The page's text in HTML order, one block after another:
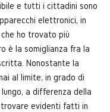
e tutti i cittadini sono
elettronici, in
ho trovato più
è la somiglianza fra la
Nonostante la
al limite, in grado di
a differenza della
trovare evidenti fatti in